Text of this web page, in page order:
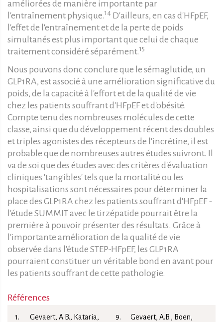
améliorées de manière importante par
l'entraînement physique.14 D'ailleurs, en cas d'HFpEF,
l'effet de l'entraînement et de la perte de poids
simultanés est plus important que celui de chaque
traitement considéré séparément.15
Nous pouvons donc conclure que le sémaglutide, un
GLP1RA, est associé à une amélioration significative du
poids, de la capacité à l'effort et de la qualité de vie
chez les patients souffrant d'HFpEF et d'obésité.
Compte tenu des nombreuses molécules de cette
classe, ainsi que du développement récent des doubles
et triples agonistes des récepteurs de l'incrétine, il est
probable que de nombreuses autres études suivront. Il
va de soi que des études avec des critères d'évaluation
cliniques 'tangibles' tels que la mortalité ou les
hospitalisations sont nécessaires pour déterminer la
place des GLP1RA chez les patients souffrant d'HFpEF -
l'étude SUMMIT avec le tirzépatide pourrait être la
première à pouvoir présenter des résultats. Grâce à
l'importante amélioration de la qualité de vie
observée dans l'étude STEP-HFpEF, les GLP1RA
pourraient constituer un véritable bond en avant pour
les patients souffrant de cette pathologie.
Références
Gevaert, A.B., Kataria,
Gevaert, A.B., Boen,